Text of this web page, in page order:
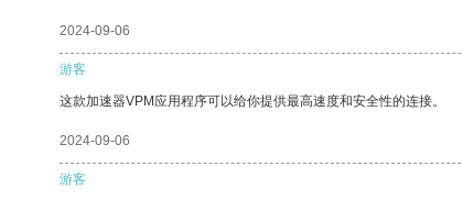
2024-09-06
游客
这款加速器VPM应用程序可以给你提供最高速度和安全性的连接。
2024-09-06
游客